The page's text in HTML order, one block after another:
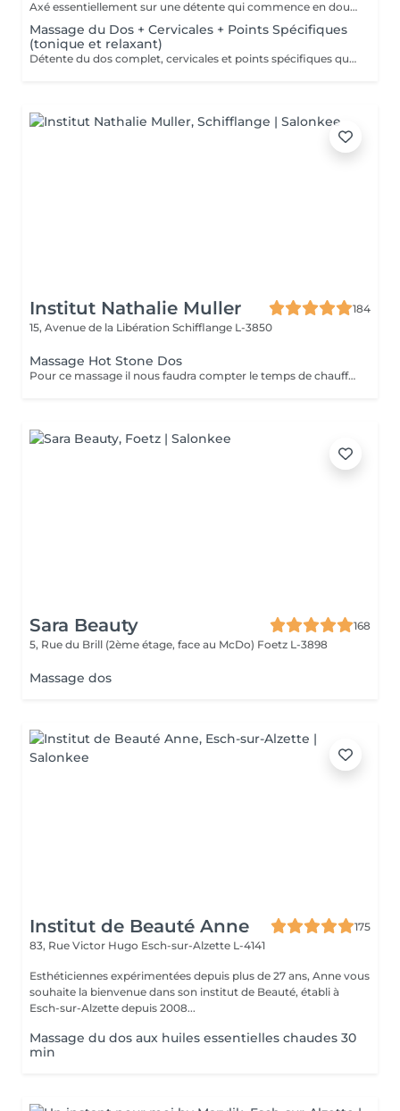
Axé essentiellement sur une détente qui commence en douceur pour finir en profondeur. Frictions. pétrissages et chaleur sont au programme. Pressions adaptées selon votre choix. douces ou fortes.Pour une action au niveau des cervicales vous pouvez opter pour le massage plus complet (Dos,cervicales et points spécifiques.).
Massage du Dos + Cervicales + Points Spécifiques
(tonique et relaxant)
Détente du dos complet, cervicales et points spécifiques qui soulageront fatigue musculaire, courbatures, rhumatismes.
Institut Nathalie Muller
184
15, Avenue de la Libération Schifflange L-3850
Massage Hot Stone Dos
Pour ce massage il nous faudra compter le temps de chauffe des pierres Pour les soins le matin merci de prendre rendez vous à partir de 9h30
Sara Beauty
168
5, Rue du Brill (2ème étage, face au McDo) Foetz L-3898
Massage dos
Institut de Beauté Anne
175
83, Rue Victor Hugo Esch-sur-Alzette L-4141
Esthéticiennes expérimentées depuis plus de 27 ans, Anne vous
souhaite la bienvenue dans son institut de Beauté, établi à
Esch-sur-Alzette depuis 2008...
Massage du dos aux huiles essentielles chaudes 30
min